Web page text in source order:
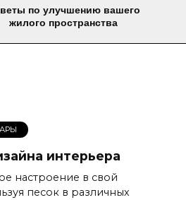
по улучшению вашего
жилого пространства
интерьера
настроение в свой
песок в различных